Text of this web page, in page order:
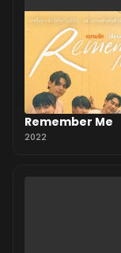
Remember Me
2022